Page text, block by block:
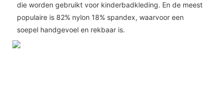
die worden gebruikt voor kinderbadkleding. En de meest
populaire is 82% nylon 18% spandex, waarvoor een
soepel handgevoel en rekbaar is.